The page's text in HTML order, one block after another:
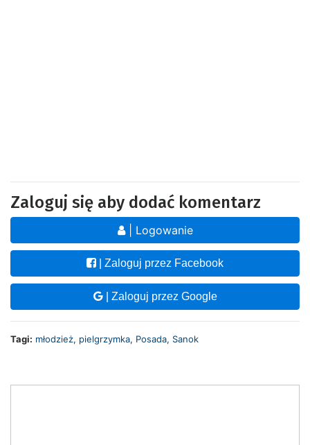
Zaloguj się aby dodać komentarz
| Logowanie
| Zaloguj przez Facebook
| Zaloguj przez Google
Tagi: młodzież, pielgrzymka, Posada, Sanok